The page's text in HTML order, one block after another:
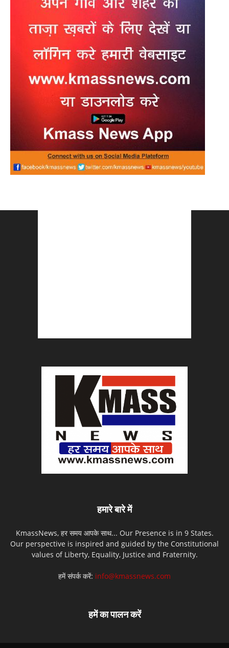
हमारे बारे में
KmassNews, हर समय आपके साथ... Our Presence is in 9 States.
Our perspective is inspired and guided by the Constitutional
values of Liberty, Equality, Justice and Fraternity.
हमें संपर्क करें: info@kmassnews.com
हमें का पालन करें